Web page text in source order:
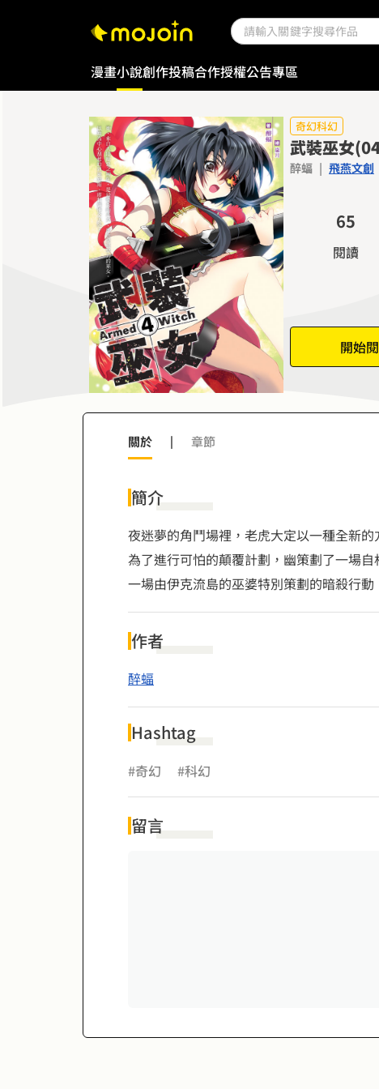
漫畫小說創作投稿合作授權公告專區
奇幻科幻
武裝巫女
醉蝠 | 飛燕文創
2
3
4
6
7
2
3
5
6
閱讀
開始
關於 | 章節
簡介
夜迷夢的角鬥場裡，老虎大定以一種全新
為了進行可怕的顛覆計劃，幽策劃了一場
一場由伊克流島的巫婆特別策劃的暗殺行動
作者
醉蝠
Hashtag
#奇幻 #科幻
留言